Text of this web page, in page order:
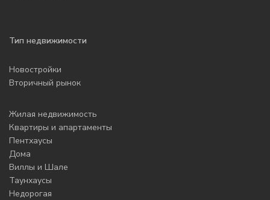
Тип недвижимости
Новостройки
Вторичный рынок
Жилая недвижимость
Квартиры и апартаменты
Пентхаусы
Дома
Виллы и Шале
Таунхаусы
Недорогая